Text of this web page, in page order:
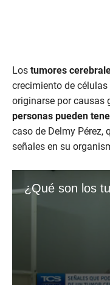
Los tumores
crecimiento de
originarse por causas
personas pueden
caso de Delmy Pérez,
señales en su